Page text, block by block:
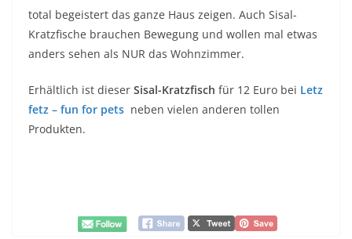
total begeistert das ganze Haus zeigen. Auch Sisal-
Kratzfische brauchen Bewegung und wollen mal etwas
anders sehen als NUR das Wohnzimmer.
Erhältlich ist dieser Sisal-Kratzfisch für 12 Euro bei Letz
fetz – fun for pets neben vielen anderen tollen
Produkten.